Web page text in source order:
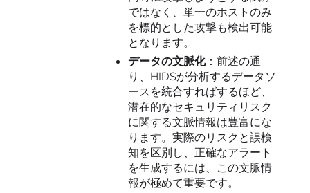
ではなく、単一のホストのみ
を標的とした攻撃も検出可能
となります。
データの文脈化：前述の通
り、HIDSが分析するデータソ
ースを統合すればするほど、
潜在的なセキュリティリスク
に関する文脈情報は豊富にな
ります。実際のリスクと誤検
知を区別し、正確なアラート
を生成するには、この文脈情
報が極めて重要です。